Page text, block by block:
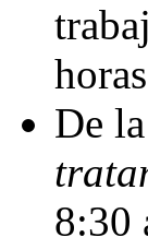
De
8:30